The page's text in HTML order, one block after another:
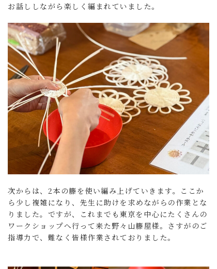
お話ししながら楽しく編まれていました。
次からは、2本の籐を使い編み上げていきます。ここか
ら少し複雑になり、先生に助けを求めながらの作業とな
りました。ですが、これまでも東京を中心にたくさんの
ワークショップへ行って来た野々山籐屋様。さすがのご
指導力で、難なく皆様作業されておりました。